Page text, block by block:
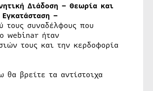
Διάδοση – Θεωρία και
–
τους συναδέλφους που
webinar ήταν
τους και την κερδοφορία
βρείτε τα αντίστοιχα